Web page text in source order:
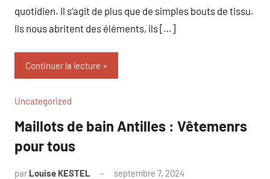
quotidien. Il s’agit de plus que de simples bouts de tissu.
Ils nous abritent des éléments, ils […]
Continuer la lecture
Uncategorized
Maillots de bain Antilles : Vêtemenrs
pour tous
par Louise KESTEL septembre 7, 2024